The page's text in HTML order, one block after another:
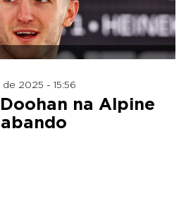
2025 - 15:56
Doohan na Alpine